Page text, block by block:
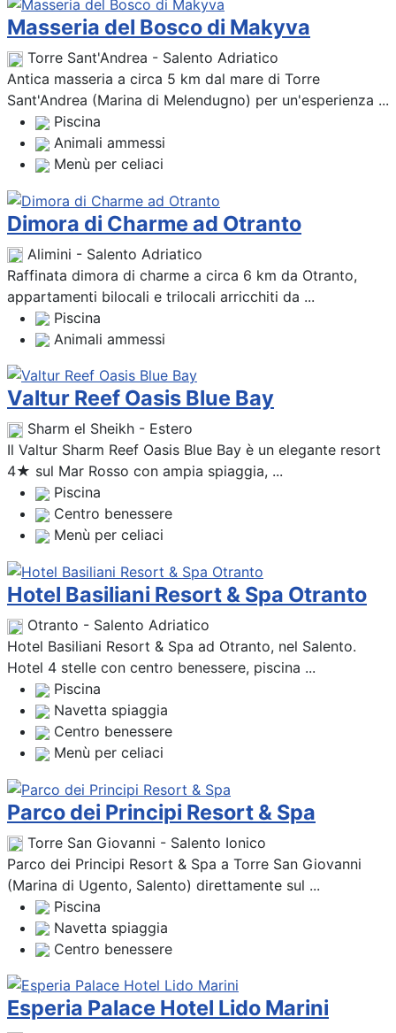
Masseria del Bosco di Makyva
Torre Sant'Andrea - Salento Adriatico
Antica masseria a circa 5 km dal mare di Torre
Sant'Andrea (Marina di Melendugno) per un'esperienza ...
Piscina
Animali ammessi
Menù per celiaci
Dimora di Charme ad Otranto
Alimini - Salento Adriatico
Raffinata dimora di charme a circa 6 km da Otranto,
appartamenti bilocali e trilocali arricchiti da ...
Piscina
Animali ammessi
Valtur Reef Oasis Blue Bay
Sharm el Sheikh - Estero
Il Valtur Sharm Reef Oasis Blue Bay è un elegante resort
4★ sul Mar Rosso con ampia spiaggia, ...
Piscina
Centro benessere
Menù per celiaci
Hotel Basiliani Resort & Spa Otranto
Otranto - Salento Adriatico
Hotel Basiliani Resort & Spa ad Otranto, nel Salento.
Hotel 4 stelle con centro benessere, piscina ...
Piscina
Navetta spiaggia
Centro benessere
Menù per celiaci
Parco dei Principi Resort & Spa
Torre San Giovanni - Salento Ionico
Parco dei Principi Resort & Spa a Torre San Giovanni
(Marina di Ugento, Salento) direttamente sul ...
Piscina
Navetta spiaggia
Centro benessere
Esperia Palace Hotel Lido Marini